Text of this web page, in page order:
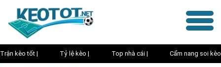
Trận kèo tốt | Tỷ lệ kèo | Top nhà cái | Cẩm nang soi kèo